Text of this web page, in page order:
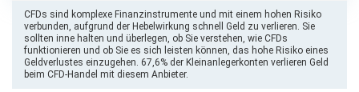
CFDs sind komplexe Finanzinstrumente und mit einem hohen Risiko
verbunden, aufgrund der Hebelwirkung schnell Geld zu verlieren. Sie
sollten inne halten und überlegen, ob Sie verstehen, wie CFDs
funktionieren und ob Sie es sich leisten können, das hohe Risiko eines
Geldverlustes einzugehen. 67,6% der Kleinanlegerkonten verlieren Geld
beim CFD-Handel mit diesem Anbieter.